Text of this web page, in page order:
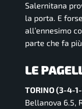
Salernitana
la porta. E
all’ennesimo
parte che fa
LE
TORINO (3-4-
Bellanova 6.5,